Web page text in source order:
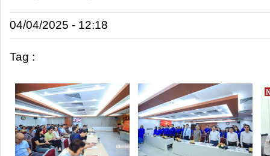
04/04/2025 - 12:18
Tag :